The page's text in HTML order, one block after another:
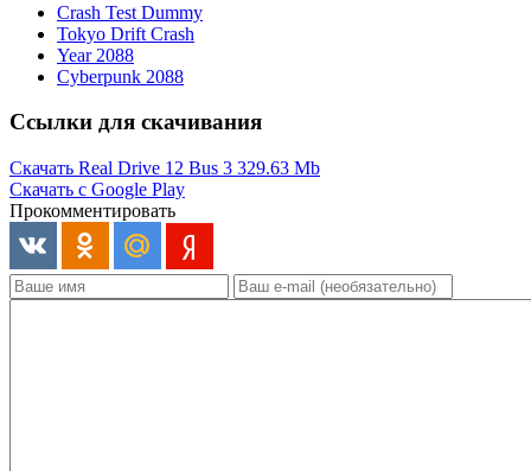
Crash Test Dummy
Tokyo Drift Crash
Year 2088
Cyberpunk 2088
Ссылки для скачивания
Скачать Real Drive 12 Bus 3 329.63 Mb
Скачать с Google Play
Прокомментировать